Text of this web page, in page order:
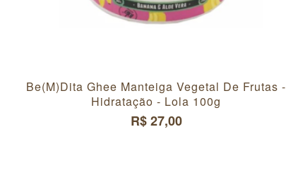
Be(m)dita Ghee Manteiga Vegetal De Frutas -
Hidratação - Lola 100g
R$ 27,00